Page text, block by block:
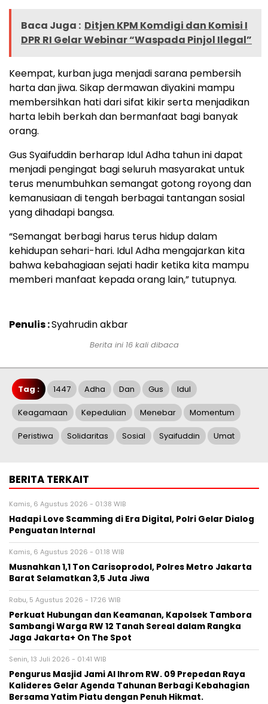
Baca Juga : Ditjen KPM Komdigi dan Komisi I
DPR RI Gelar Webinar “Waspada Pinjol Ilegal”
Keempat, kurban juga menjadi sarana pembersih
harta dan jiwa. Sikap dermawan diyakini mampu
membersihkan hati dari sifat kikir serta menjadikan
harta lebih berkah dan bermanfaat bagi banyak
orang.
Gus Syaifuddin berharap Idul Adha tahun ini dapat
menjadi pengingat bagi seluruh masyarakat untuk
terus menumbuhkan semangat gotong royong dan
kemanusiaan di tengah berbagai tantangan sosial
yang dihadapi bangsa.
“Semangat berbagi harus terus hidup dalam
kehidupan sehari-hari. Idul Adha mengajarkan kita
bahwa kebahagiaan sejati hadir ketika kita mampu
memberi manfaat kepada orang lain,” tutupnya.
Penulis :Syahrudin akbar
Berita ini 16 kali dibaca
Tag : 1447 Adha Dan Gus Idul
Keagamaan Kepedulian Menebar Momentum
Peristiwa Solidaritas Sosial Syaifuddin Umat
BERITA TERKAIT
Kamis, 6 Agustus 2026 - 01:38 WIB
Hadapi Love Scamming di Era Digital, Polri Gelar Dialog
Penguatan Internal
Kamis, 6 Agustus 2026 - 01:18 WIB
Musnahkan 1,1 Ton Carisoprodol, Polres Metro Jakarta
Barat Selamatkan 3,5 Juta Jiwa
Rabu, 5 Agustus 2026 - 17:26 WIB
Perkuat Hubungan dan Keamanan, Kapolsek Tambora
Sambangi Warga RW 12 Tanah Sereal dalam Rangka
Jaga Jakarta+ On The Spot
Senin, 13 Juli 2026 - 01:41 WIB
Pengurus Masjid Jami Al Ihrom RW. 09 Prepedan Raya
Kalideres Gelar Agenda Tahunan Berbagi Kebahagian
Bersama Yatim Piatu dengan Penuh Hikmat.